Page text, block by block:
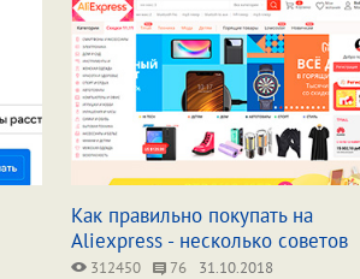
Как правильно покупать на
Aliexpress - несколько советов
312450 76 31.10.2018